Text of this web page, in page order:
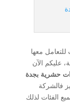
معها
عليكم الآن
حشرية بجدة
فالشركة
الفئات لذلك